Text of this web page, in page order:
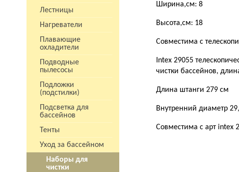
Лестницы
Нагреватели
Плавающие
охладители
Подводные
пылесосы
Подложки
(подстилки)
Подсветка для
бассейнов
Тенты
Уход за бассейном
Наборы для
чистки
Ширина,см: 8
Высота,см: 18
Совместима с
Intex 29055
чистки бассейнов,
Длина штанги 279 см
Внутренний диаметр
Совместима с арт intex